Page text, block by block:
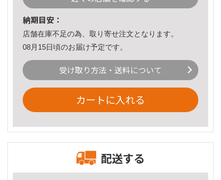
納期目安：
店舗在庫不足の為、取り寄せ注文となります。
08月15日頃のお届け予定です。
受け取り方法・送料について
カートに入れる
配送する